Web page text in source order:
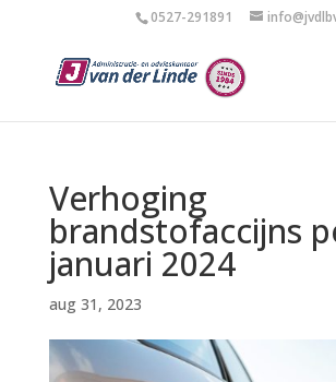
0527-291891
Verhoging
brandstofaccijns
januari 2024
aug 31, 2023